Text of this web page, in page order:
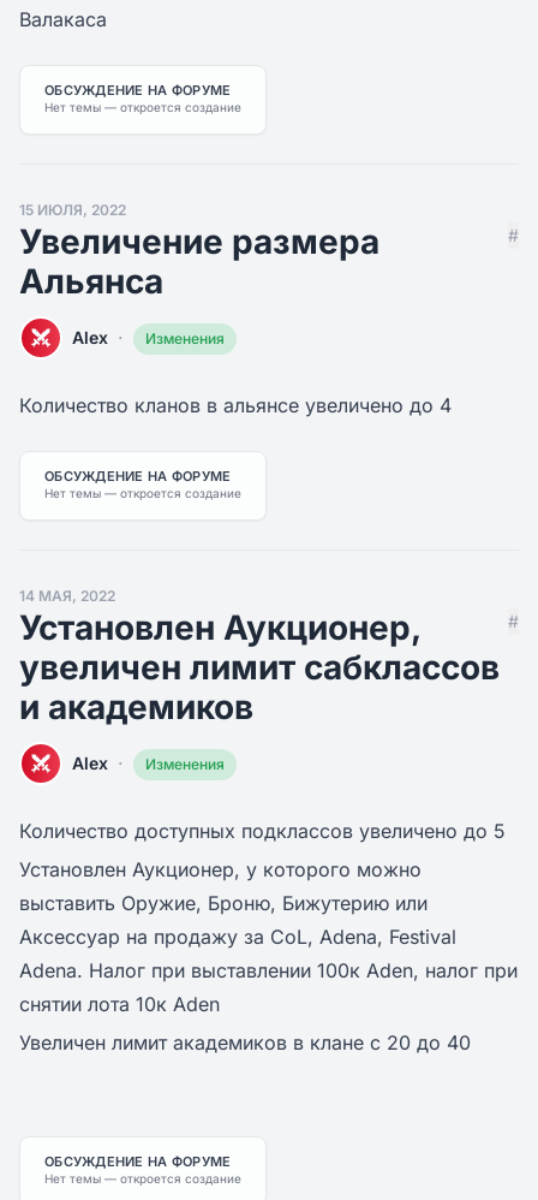
Валакаса
ОБСУЖДЕНИЕ НА ФОРУМЕ
Нет темы — откроется создание
15 ИЮЛЯ, 2022
Увеличение размера
Альянса
#
Alex · Изменения
Количество кланов в альянсе увеличено до 4
ОБСУЖДЕНИЕ НА ФОРУМЕ
Нет темы — откроется создание
14 МАЯ, 2022
Установлен Аукционер,
увеличен лимит сабклассов
и академиков
#
Alex · Изменения
Количество доступных подклассов увеличено до 5
Установлен Аукционер, у которого можно
выставить Оружие, Броню, Бижутерию или
Аксессуар на продажу за CoL, Adena, Festival
Adena. Налог при выставлении 100к Aden, налог при
снятии лота 10к Aden
Увеличен лимит академиков в клане с 20 до 40
ОБСУЖДЕНИЕ НА ФОРУМЕ
Нет темы — откроется создание